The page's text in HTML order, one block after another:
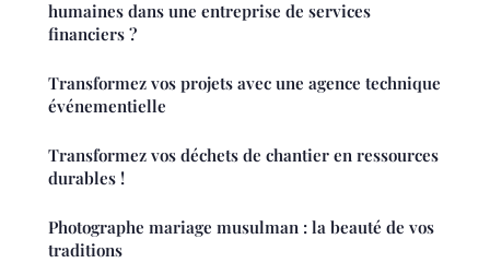
humaines dans une entreprise de services
financiers ?
Transformez vos projets avec une agence technique
événementielle
Transformez vos déchets de chantier en ressources
durables !
Photographe mariage musulman : la beauté de vos
traditions